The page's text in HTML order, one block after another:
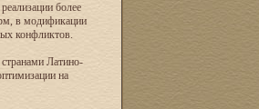
более
в модификации
конфликтов.
Латино-
на